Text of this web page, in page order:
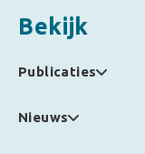
Bekijk
Publicaties
Nieuws